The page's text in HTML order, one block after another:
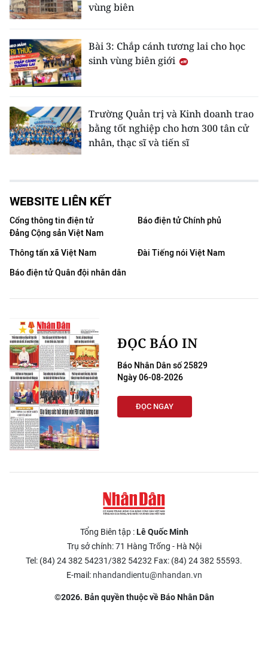
vùng biên
Bài 3: Chắp cánh tương lai cho học
sinh vùng biên giới
Trường Quản trị và Kinh doanh trao
bằng tốt nghiệp cho hơn 300 tân cử
nhân, thạc sĩ và tiến sĩ
WEBSITE LIÊN KẾT
Cổng thông tin điện tử
Đảng Cộng sản Việt Nam
Báo điện tử Chính phủ
Thông tấn xã Việt Nam
Đài Tiếng nói Việt Nam
Báo điện tử Quân đội nhân dân
ĐỌC BÁO IN
Báo Nhân Dân số 25829
Ngày 06-08-2026
ĐỌC NGAY
Tổng Biên tập :Lê Quốc Minh
Trụ sở chính: 71 Hàng Trống - Hà Nội
Tel: (84) 24 382 54231/382 54232 Fax: (84) 24 382 55593.
E-mail: nhandandientu@nhandan.vn
©2026. Bản quyền thuộc về Báo Nhân Dân